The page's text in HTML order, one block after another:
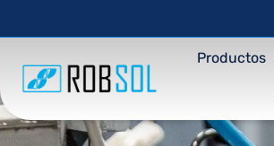
Productos